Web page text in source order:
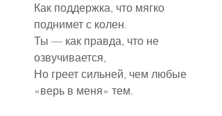
Как поддержка, что мягко
поднимет с колен.
Ты — как правда, что не
озвучивается,
Но греет сильней, чем любые
«верь в меня» тем.